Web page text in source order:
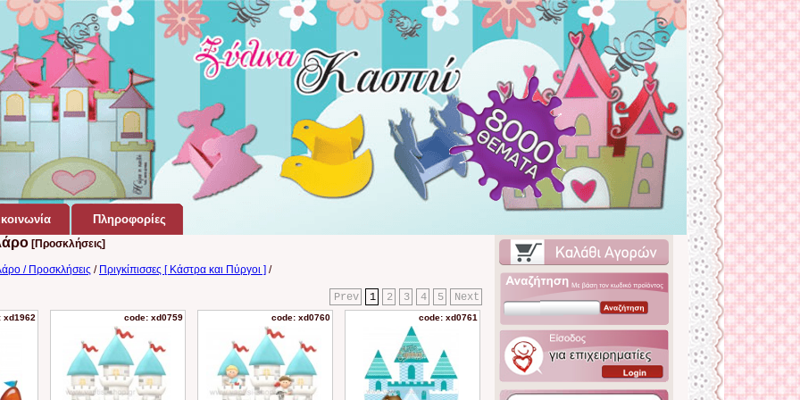
Πληροφορίες
[Προσκλήσεις]
/ Προσκλήσεις / Πριγκίπισσες [ Κάστρα και Πύργοι ] /
Next
5
4
3
2
1
Prev
xd1962 code: xd0759 code: xd0760 code: xd0761